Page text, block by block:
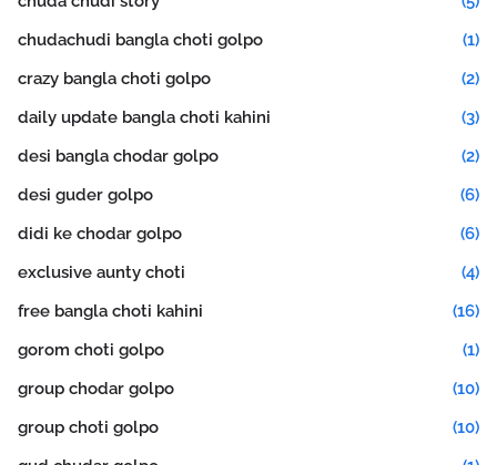
chudachudi bangla choti golpo
(1)
crazy bangla choti golpo
(2)
daily update bangla choti kahini
(3)
desi bangla chodar golpo
(2)
desi guder golpo
(6)
didi ke chodar golpo
(6)
exclusive aunty choti
(4)
free bangla choti kahini
(16)
gorom choti golpo
(1)
group chodar golpo
(10)
group choti golpo
(10)